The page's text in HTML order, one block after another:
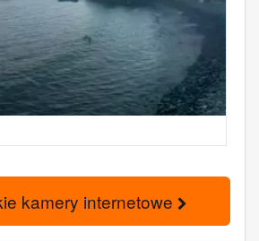
kamery internetowe